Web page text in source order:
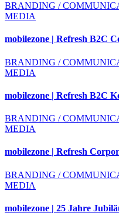
BRANDING /
MEDIA
mobilezone | Refresh B2C
BRANDING /
MEDIA
mobilezone | Refresh B2C
BRANDING /
MEDIA
mobilezone | Refresh
BRANDING /
MEDIA
mobilezone | 25 Jahre